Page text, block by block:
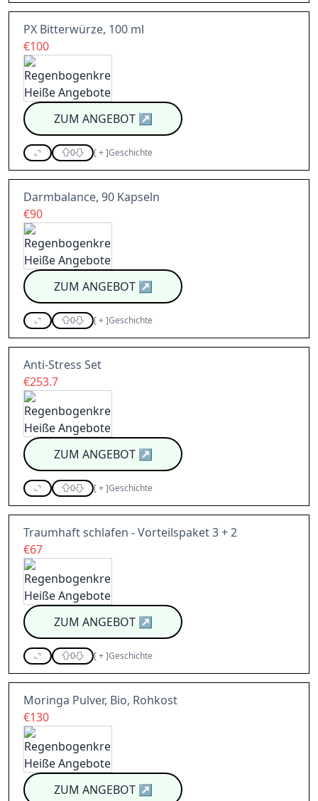
PX Bitterwürze, 100 ml
€100
ZUM ANGEBOT↗
0 [+]Geschichte
Darmbalance, 90 Kapseln
€90
ZUM ANGEBOT↗
0 [+]Geschichte
Anti-Stress Set
€253.7
ZUM ANGEBOT↗
0 [+]Geschichte
Traumhaft schlafen - Vorteilspaket 3 + 2
€67
ZUM ANGEBOT↗
0 [+]Geschichte
Moringa Pulver, Bio, Rohkost
€130
ZUM ANGEBOT↗